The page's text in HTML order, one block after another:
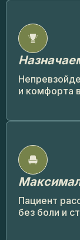
и комфорта
Пациент
без боли и